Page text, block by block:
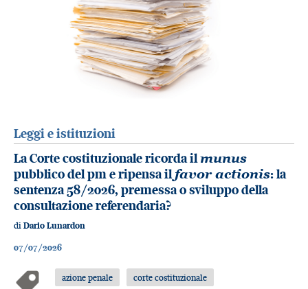
Leggi e istituzioni
La Corte costituzionale ricorda ilmunus
pubblico del pm e ripensa ilfavor actionis: la
sentenza 58/2026, premessa o sviluppo della
consultazione referendaria?
di Dario Lunardon
07/07/2026
azione penale
corte costituzionale